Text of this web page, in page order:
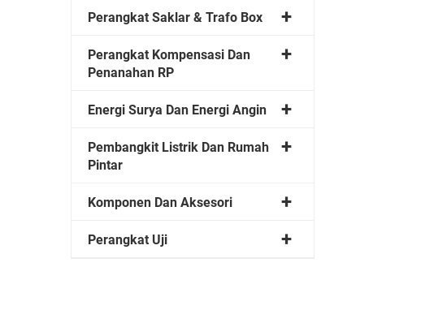
Perangkat Saklar & Trafo Box
Perangkat Kompensasi Dan
Penanahan RP
Energi Surya Dan Energi Angin
Pembangkit Listrik Dan Rumah
Pintar
Komponen Dan Aksesori
Perangkat Uji